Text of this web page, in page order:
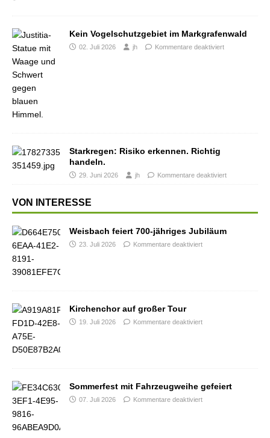
Kein Vogelschutzgebiet im Markgrafenwald
02. Juli 2026 jh Kommentare deaktiviert
Starkregen: Risiko erkennen. Richtig
handeln.
29. Juni 2026 jh Kommentare deaktiviert
VON INTERESSE
Weisbach feiert 700-jähriges Jubiläum
23. Juli 2026 Kommentare deaktiviert
Kirchenchor auf großer Tour
19. Juli 2026 Kommentare deaktiviert
Sommerfest mit Fahrzeugweihe gefeiert
07. Juli 2026 Kommentare deaktiviert